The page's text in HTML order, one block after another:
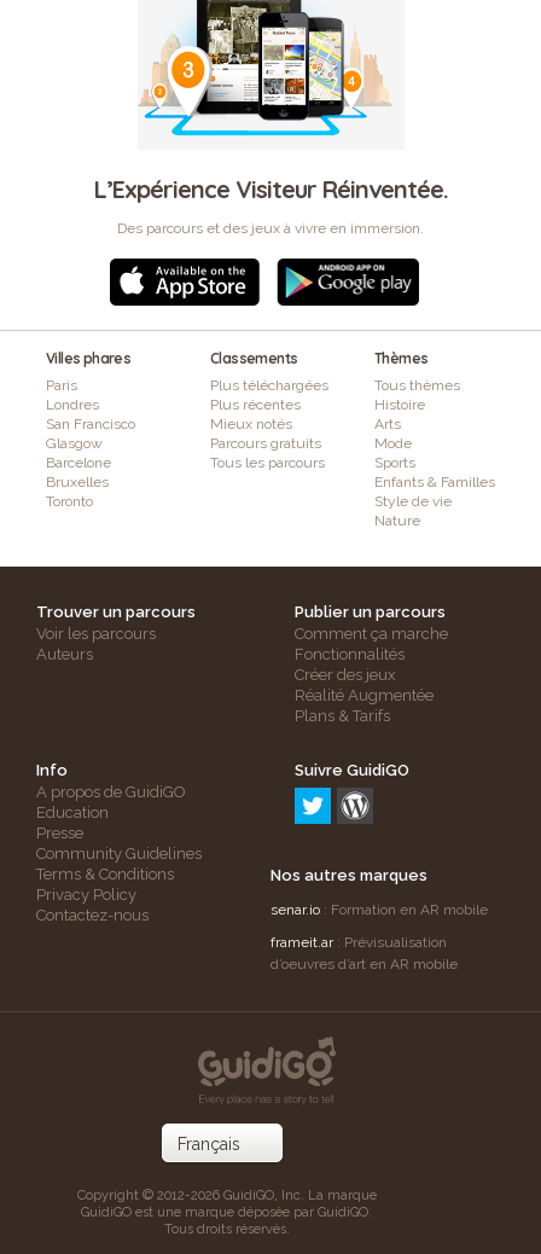
L’Expérience Visiteur Réinventée.
Des parcours et des jeux à vivre en immersion.
Villes phares
Paris
Londres
San Francisco
Glasgow
Barcelone
Bruxelles
Toronto
Classements
Plus téléchargées
Plus récentes
Mieux notés
Parcours gratuits
Tous les parcours
Thèmes
Tous thèmes
Histoire
Arts
Mode
Sports
Enfants & Familles
Style de vie
Nature
Trouver un parcours
Voir les parcours
Auteurs
Publier un parcours
Comment ça marche
Fonctionnalités
Créer des jeux
Réalité Augmentée
Plans & Tarifs
Info
A propos de GuidiGO
Education
Presse
Community Guidelines
Terms & Conditions
Privacy Policy
Contactez-nous
Suivre GuidiGO
Nos autres marques
senar.io : Formation en AR mobile
frameit.ar: Prévisualisation
d’oeuvres d’art en AR mobile
Copyright © 2012-2026 GuidiGO, Inc. La marque
GuidiGO est une marque déposée par GuidiGO.
Tous droits réservés.